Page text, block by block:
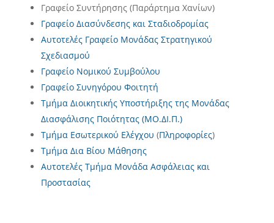
Γραφείο Συντήρησης (Παράρτημα Χανίων)
Γραφείο Διασύνδεσης και Σταδιοδρομίας
Αυτοτελές Γραφείο Μονάδας Στρατηγικού
Σχεδιασμού
Γραφείο Νομικού Συμβούλου
Γραφείο Συνηγόρου Φοιτητή
Τμήμα Διοικητικής Υποστήριξης της Μονάδας
Διασφάλισης Ποιότητας (ΜΟ.ΔΙ.Π.)
Τμήμα Εσωτερικού Ελέγχου (Πληροφορίες)
Τμήμα Δια Βίου Μάθησης
Αυτοτελές Τμήμα Μονάδα Ασφάλειας και
Προστασίας